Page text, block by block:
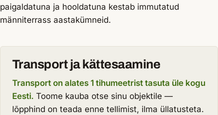
paigaldatuna ja hooldatuna kestab immutatud
männiterrass aastakümneid.
Transport ja kättesaamine
Transport on alates 1 tihumeetrist tasuta üle kogu
Eesti. Toome kauba otse sinu objektile —
lõpphind on teada enne tellimist, ilma üllatusteta.